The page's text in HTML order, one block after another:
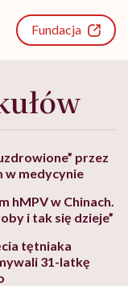
Fundacja
przez
w medycynie
hMPV w Chinach.
i tak się dzieje”
tętniaka
31-latkę